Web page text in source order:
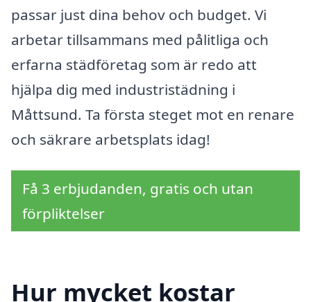
passar just dina behov och budget. Vi
arbetar tillsammans med pålitliga och
erfarna städföretag som är redo att
hjälpa dig med industristädning i
Måttsund. Ta första steget mot en renare
och säkrare arbetsplats idag!
Få 3 erbjudanden, gratis och utan
förpliktelser
Hur mycket kostar